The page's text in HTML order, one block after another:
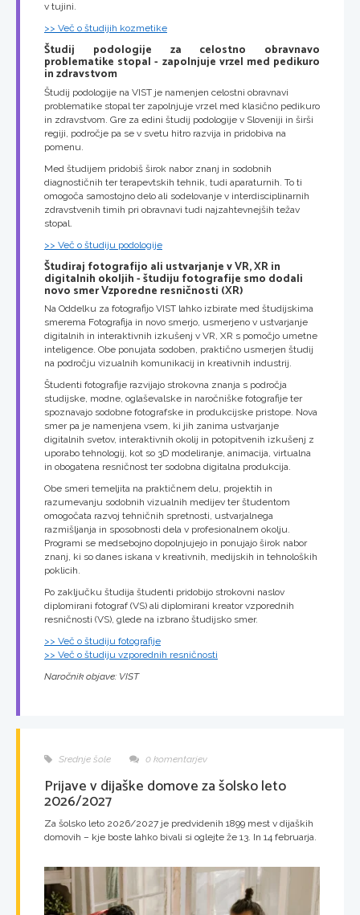
v tujini.
>> Več o študijih kozmetike
Študij podologije za celostno obravnavo
problematike stopal - zapolnjuje vrzel med pedikuro
in zdravstvom
Študij podologije na VIST je namenjen celostni obravnavi
problematike stopal ter zapolnjuje vrzel med klasično pedikuro
in zdravstvom. Gre za edini študij podologije v Sloveniji in širši
regiji, področje pa se v svetu hitro razvija in pridobiva na
pomenu.
Med študijem pridobiš širok nabor znanj in sodobnih
diagnostičnih ter terapevtskih tehnik, tudi aparaturnih. To ti
omogoča samostojno delo ali sodelovanje v interdisciplinarnih
zdravstvenih timih pri obravnavi tudi najzahtevnejših težav
stopal.
>> Več o študiju podologije
Študiraj fotografijo ali ustvarjanje v VR, XR in
digitalnih okoljih - študiju fotografije smo dodali
novo smer Vzporedne resničnosti (XR)
Na Oddelku za fotografijo VIST lahko izbirate med študijskima
smerema Fotografija in novo smerjo, usmerjeno v ustvarjanje
digitalnih in interaktivnih izkušenj v VR, XR s pomočjo umetne
inteligence. Obe ponujata sodoben, praktično usmerjen študij
na področju vizualnih komunikacij in kreativnih industrij.
Študenti fotografije razvijajo strokovna znanja s področja
studijske, modne, oglaševalske in naročniške fotografije ter
spoznavajo sodobne fotografske in produkcijske pristope. Nova
smer pa je namenjena vsem, ki jih zanima ustvarjanje
digitalnih svetov, interaktivnih okolij in potopitvenih izkušenj z
uporabo tehnologij, kot so 3D modeliranje, animacija, virtualna
in obogatena resničnost ter sodobna digitalna produkcija.
Obe smeri temeljita na praktičnem delu, projektih in
razumevanju sodobnih vizualnih medijev ter študentom
omogočata razvoj tehničnih spretnosti, ustvarjalnega
razmišljanja in sposobnosti dela v profesionalnem okolju.
Programi se medsebojno dopolnjujejo in ponujajo širok nabor
znanj, ki so danes iskana v kreativnih, medijskih in tehnoloških
poklicih.
Po zaključku študija študenti pridobijo strokovni naslov
diplomirani fotograf (VS) ali diplomirani kreator vzporednih
resničnosti (VS), glede na izbrano študijsko smer.
>> Več o študiju fotografije
>> Več o študiju vzporednih resničnosti
Naročnik objave: VIST
Srednje šole 0 komentarjev
Prijave v dijaške domove za šolsko leto
2026/2027
Za šolsko leto 2026/2027 je predvidenih 1899 mest v dijaških
domovih – kje boste lahko bivali si oglejte že 13. In 14 februarja.